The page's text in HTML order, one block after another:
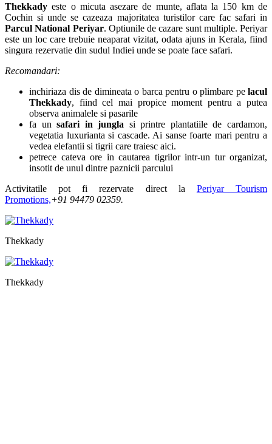
Thekkady este o micuta asezare de munte, aflata la 150 km de
Cochin si unde se cazeaza majoritatea turistilor care fac safari in
Parcul National Periyar. Optiunile de cazare sunt multiple. Periyar
este un loc care trebuie neaparat vizitat, odata ajuns in Kerala, fiind
singura rezervatie din sudul Indiei unde se poate face safari.
Recomandari:
inchiriaza dis de dimineata o barca pentru o plimbare pe lacul
Thekkady, fiind cel mai propice moment pentru a putea
observa animalele si pasarile
fa unsafari in jungla si printre plantatiile de cardamon,
vegetatia luxurianta si cascade. Ai sanse foarte mari pentru a
vedea elefantii si tigrii care traiesc aici.
petrece cateva ore in cautarea tigrilor intr-un tur organizat,
insotit de unul dintre paznicii parcului
Activitatile pot fi rezervate direct la Periyar Tourism
Promotions,+91 94479 02359.
Thekkady
Thekkady